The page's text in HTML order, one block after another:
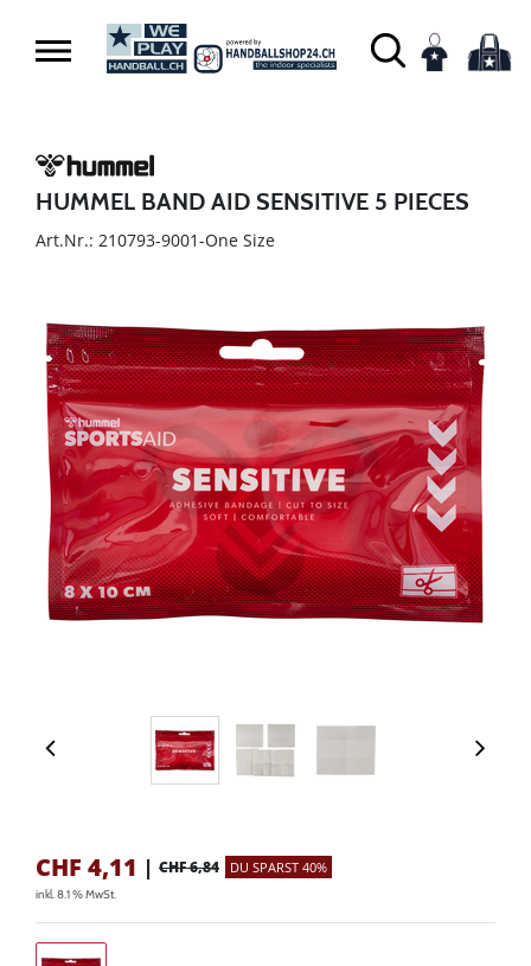
HUMMEL BAND AID SENSITIVE 5 PIECES
Art.Nr.: 210793-9001-One Size
CHF 4,11 | CHF 6,84 DU SPARST 40%
inkl. 8.1 % MwSt.